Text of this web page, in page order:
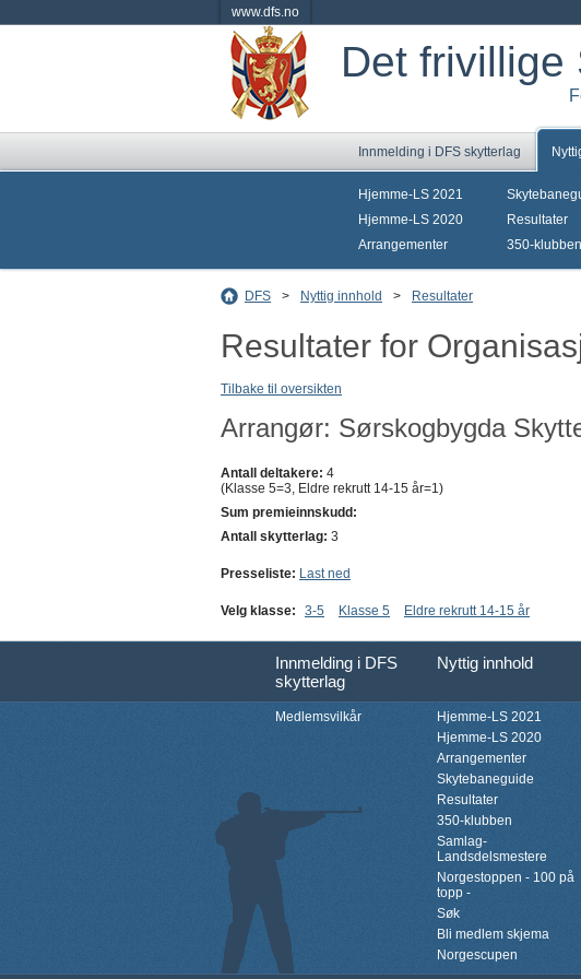
www.dfs.no
Det frivillige
Innmelding i DFS skytterlag
Hjemme-LS 2021
Hjemme-LS 2020
Arrangementer
Resultater
350-klubben
DFS > Nyttig innhold > Resultater
Resultater for
Tilbake til oversikten
Arrangør: Sørskogbygda
Antall deltakere: 4
(Klasse 5=3, Eldre rekrutt 14-15 år=1)
Sum premieinnskudd:
Antall skytterlag: 3
Presseliste: Last ned
Velg klasse: 3-5 Klasse 5 Eldre rekrutt 14-15 år
Innmelding i DFS
skytterlag
Nyttig innhold
Medlemsvilkår
Hjemme-LS 2021
Hjemme-LS 2020
Arrangementer
Skytebaneguide
Resultater
350-klubben
Samlag-
Landsdelsmestere
Norgestoppen - 100 på
topp -
Søk
Bli medlem skjema
Norgescupen